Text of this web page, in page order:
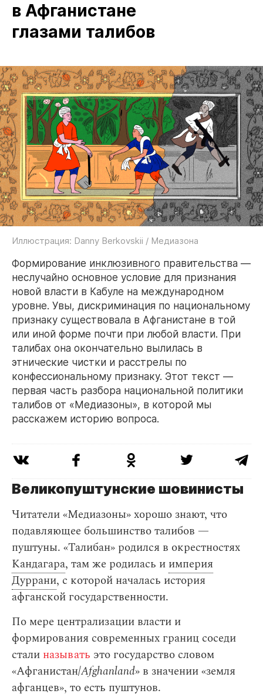
в Афганистане
глазами талибов
Иллюстрация: Danny Berkovskii / Медиазона
Формирование инклюзивного правительства —
неслучайно основное условие для признания
новой власти в Кабуле на международном
уровне. Увы, дискриминация по национальному
признаку существовала в Афганистане в той
или иной форме почти при любой власти. При
талибах она окончательно вылилась в
этнические чистки и расстрелы по
конфессиональному признаку. Этот текст —
первая часть разбора национальной политики
талибов от «Медиазоны», в которой мы
расскажем историю вопроса.
Великопуштунские шовинисты
Читатели «Медиазоны» хорошо знают, что
подавляющее большинство талибов —
пуштуны. «Талибан» родился в окрестностях
Кандагара, там же родилась и империя
Дуррани, с которой началась история
афганской государственности.
По мере централизации власти и
формирования современных границ соседи
стали называть это государство словом
«Афганистан/Afghanland» в значении «земля
афганцев», то есть пуштунов.